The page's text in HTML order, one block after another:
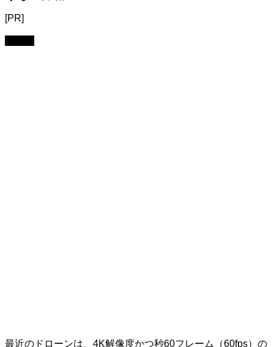
[PR]
最近のドローンは、4K解像度かつ秒60フレーム（60fps）の